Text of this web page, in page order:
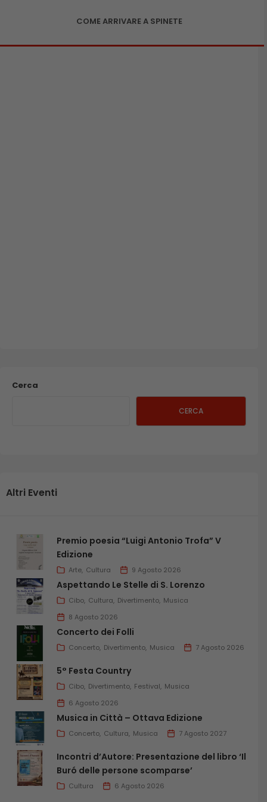
COME ARRIVARE A SPINETE
Cerca
CERCA
Altri Eventi
Premio poesia “Luigi Antonio Trofa” V
Edizione
Arte Cultura 9 Agosto 2026
Aspettando Le Stelle di S. Lorenzo
Cibo Cultura Divertimento Musica
8 Agosto 2026
Concerto dei Folli
Concerto Divertimento Musica 7 Agosto 2026
5° Festa Country
Cibo Divertimento Festival Musica
6 Agosto 2026
Musica in Città – Ottava Edizione
Concerto Cultura Musica 7 Agosto 2027
Incontri d’Autore: Presentazione del libro ‘Il
Buró delle persone scomparse’
Cultura 6 Agosto 2026